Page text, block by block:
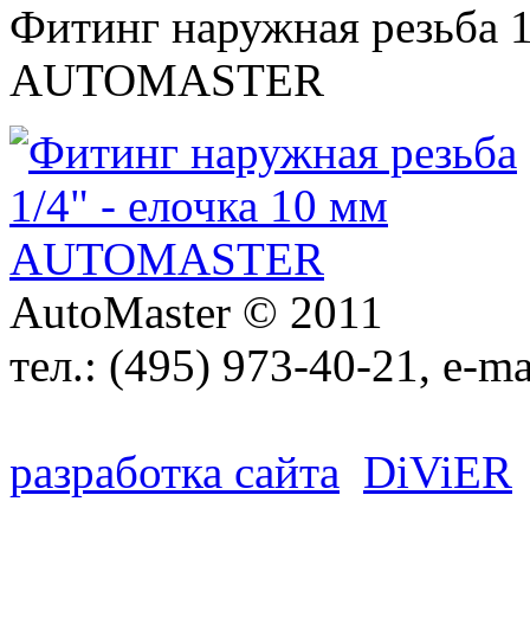
Фитинг наружная резьба
AUTOMASTER
AutoMaster © 2011
тел.: (495) 973-40-21, e-
разработка сайта DiViER